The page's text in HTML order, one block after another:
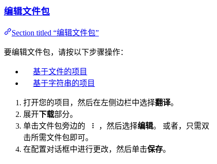
编辑文件包
Section titled “编辑文件包”
要编辑文件包，请按以下步骤操作：
基于文件的项目
基于字符串的项目
打开您的项目，然后在左侧边栏中选择翻译。
展开下载部分。
单击文件包旁边的
，然后选择编辑。 或者，只需双
击所需文件包即可。
在配置对话框中进行更改，然后单击保存。